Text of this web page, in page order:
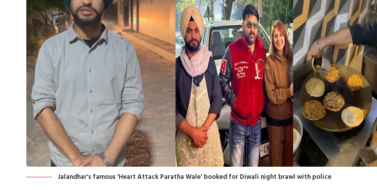
Jalandhar's famous 'Heart Attack Paratha Wale' booked for Diwali night brawl with police